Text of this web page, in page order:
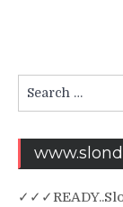
Search
for:
✓ ✓✓